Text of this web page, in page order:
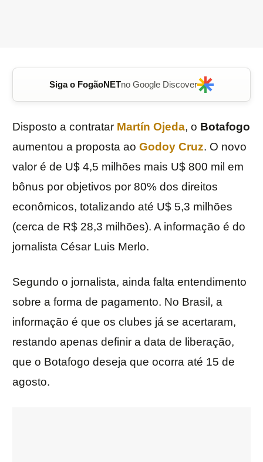
Siga o FogãoNETno Google Discover
Disposto a contratar Martín Ojeda, o Botafogo
aumentou a proposta ao Godoy Cruz. O novo
valor é de U$ 4,5 milhões mais U$ 800 mil em
bônus por objetivos por 80% dos direitos
econômicos, totalizando até U$ 5,3 milhões
(cerca de R$ 28,3 milhões). A informação é do
jornalista César Luis Merlo.
Segundo o jornalista, ainda falta entendimento
sobre a forma de pagamento. No Brasil, a
informação é que os clubes já se acertaram,
restando apenas definir a data de liberação,
que o Botafogo deseja que ocorra até 15 de
agosto.